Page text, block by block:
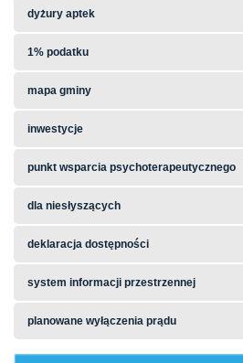
dyżury aptek
1% podatku
mapa gminy
inwestycje
punkt wsparcia psychoterapeutycznego
dla niesłyszących
deklaracja dostępności
system informacji przestrzennej
planowane wyłączenia prądu